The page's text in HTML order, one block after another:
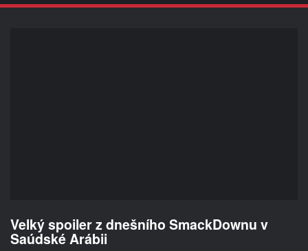
Velký spoiler z dnešního SmackDownu v
Saúdské Arábii